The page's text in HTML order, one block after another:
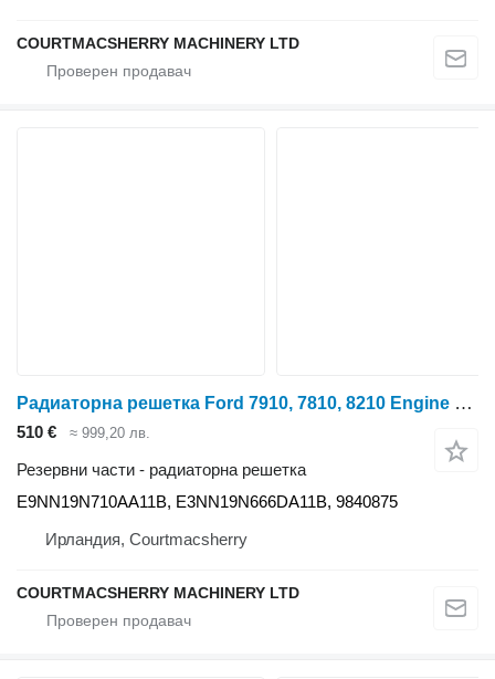
COURTMACSHERRY MACHINERY LTD
Радиаторна решетка Ford 7910, 7810, 8210 Engine Side Guard, Shield Grill E9nn19n710aa11b E9NN19N710AA11B за колесен трактор
510 € ≈ 999,20 лв.
Резервни части - радиаторна решетка
E9NN19N710AA11B, E3NN19N666DA11B, 9840875
Ирландия, Courtmacsherry
COURTMACSHERRY MACHINERY LTD